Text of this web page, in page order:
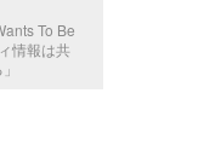
To Be
情報は共